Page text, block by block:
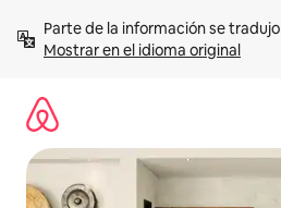
contenidoMostrar en el idioma original